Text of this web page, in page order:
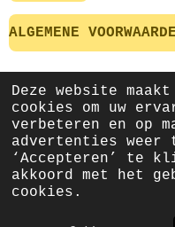
Deze website
cookies om uw
verbeteren en op
advertenties weer
‘Accepteren’ te
akkoord met het
cookies.
ALGEMENE
FAQ
NIEUWSBRIEF